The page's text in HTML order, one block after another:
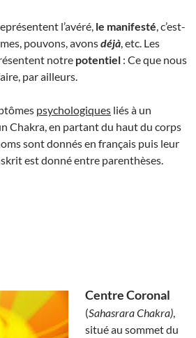
l’avéré, le manifesté , c’est-
pouvons, avonsdéjà , etc. Les
notre potentiel : Ce que nous
par ailleurs.
psychologiques liés à un
Chakra, en partant du haut du corps
sont donnés en français puis leur
est donné entre parenthèses.
Centre Coronal
(Sahasrara Chakra)
situé au sommet du